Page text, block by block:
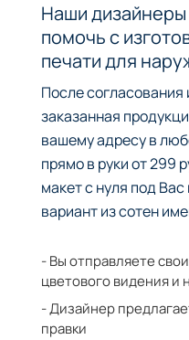
Наши дизайнеры
помочь с
печати для
После согласования
заказанная
вашему адресу в
прямо в руки от 299
макет с нуля под
вариант из сотен
- Вы отправляете
цветового видения и
- Дизайнер
правки